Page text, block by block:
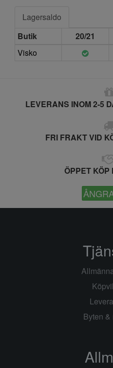
Lagersaldo
Butik
20/21
Visko
LEVERANS INOM 2-5
FRI FRAKT VID
ÖPPET KÖP
Byten &